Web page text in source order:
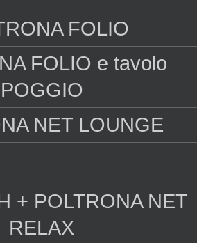
FOLIO
FOLIO e tavolo
POGGIO
NET LOUNGE
+ POLTRONA NET
RELAX